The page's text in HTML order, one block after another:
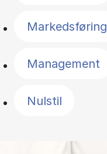
Markedsføring
Management
Nulstil